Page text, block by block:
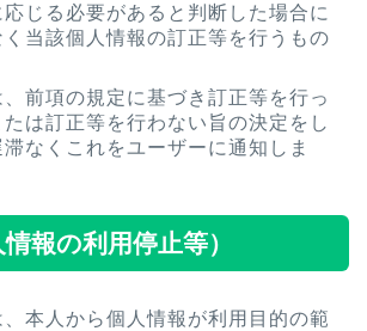
じる必要があると判断した場合に
く当該個人情報の訂正等を行うもの
前項の規定に基づき訂正等を行っ
は訂正等を行わない旨の決定をし
なくこれをユーザーに通知しま
報の利用停止等）
本人から個人情報が利用目的の範